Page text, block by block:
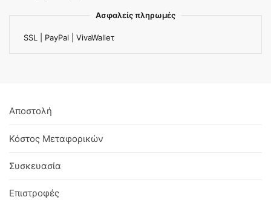
Ασφαλείς πληρωμές
SSL | PayPal | VivaWalleτ
Αποστολή
Κόστος Μεταφορικών
Συσκευασία
Επιστροφές